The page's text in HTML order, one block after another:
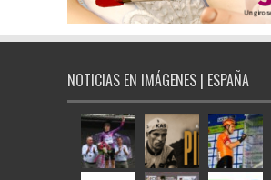
NOTICIAS EN IMÁGENES | ESPAÑA